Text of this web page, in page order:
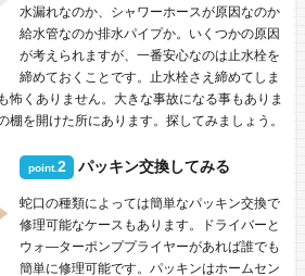
水漏れなのか、シャワーホースが原因なのか
給水管なのか排水パイプか。いくつかの原因
が考えられますが、一番安心なのは止水栓を
締めておくことです。止水栓さえ締めてしま
怖くありません。大きな事故になる事もありま
棚を開けた所にあります。探してみましょう。
point.2 パッキン交換してみる
蛇口の種類によっては簡単なパッキン交換で
修理可能なケースもあります。ドライバーと
ウォ―ターポンププライヤーがあれば誰でも
簡単に修理可能です。パッキンはホームセン